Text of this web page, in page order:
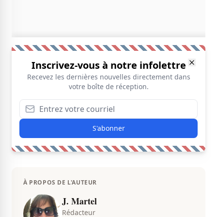
Inscrivez-vous à notre infolettre
Recevez les dernières nouvelles directement dans
votre boîte de réception.
S'abonner
À PROPOS DE L'AUTEUR
J. Martel
Rédacteur